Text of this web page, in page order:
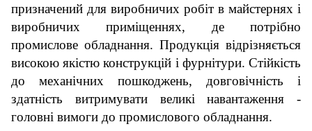
призначений для виробничих робіт в майстернях і
виробничих приміщеннях, де потрібно
промислове обладнання. Продукція відрізняється
високою якістю конструкцій і фурнітури. Стійкість
до механічних пошкоджень, довговічність і
здатність витримувати великі навантаження -
головні вимоги до промислового обладнання.